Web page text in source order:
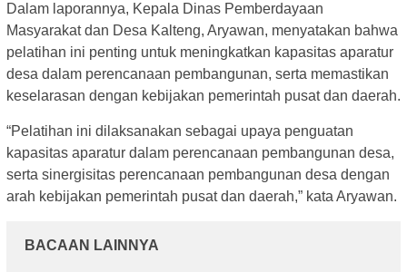
Dalam laporannya, Kepala Dinas Pemberdayaan
Masyarakat dan Desa Kalteng, Aryawan, menyatakan bahwa
pelatihan ini penting untuk meningkatkan kapasitas aparatur
desa dalam perencanaan pembangunan, serta memastikan
keselarasan dengan kebijakan pemerintah pusat dan daerah.
“Pelatihan ini dilaksanakan sebagai upaya penguatan
kapasitas aparatur dalam perencanaan pembangunan desa,
serta sinergisitas perencanaan pembangunan desa dengan
arah kebijakan pemerintah pusat dan daerah,” kata Aryawan.
BACAAN LAINNYA